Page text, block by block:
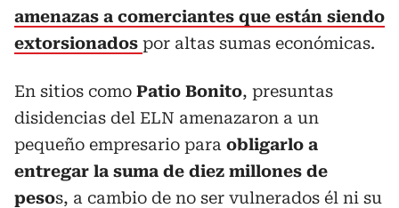
amenazas a comerciantes que están siendo
extorsionados por altas sumas económicas.
En sitios como Patio Bonito, presuntas
disidencias del ELN amenazaron a un
pequeño empresario para obligarlo a
entregar la suma de diez millones de
pesos, a cambio de no ser vulnerados él ni su